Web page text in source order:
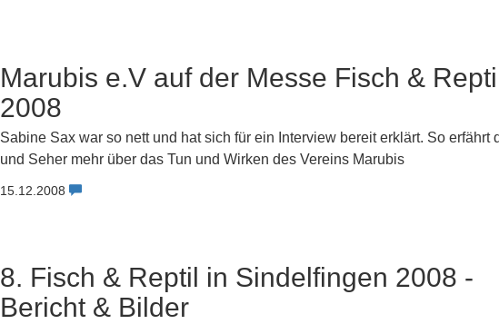
Marubis e.V auf der Messe Fisch & Reptil
2008
Sabine Sax war so nett und hat sich für ein Interview bereit erklärt. So erfährt
und Seher mehr über das Tun und Wirken des Vereins Marubis
15.12.2008
8. Fisch & Reptil in Sindelfingen 2008 -
Bericht & Bilder